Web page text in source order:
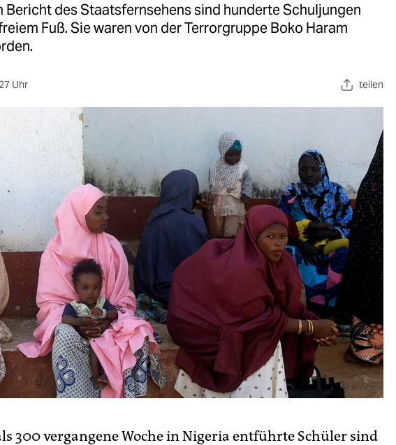
Bericht des Staatsfernsehens sind hunderte Schuljungen
Fuß. Sie waren von der Terrorgruppe Boko Haram
Uhr teilen
300 vergangene Woche in Nigeria entführte Schüler sind